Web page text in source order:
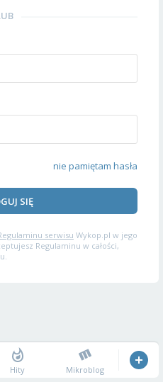
nie pamiętam hasła
SIĘ
serwisu Wykop.pl w jego
Regulaminu w całości,
Hity Mikroblog